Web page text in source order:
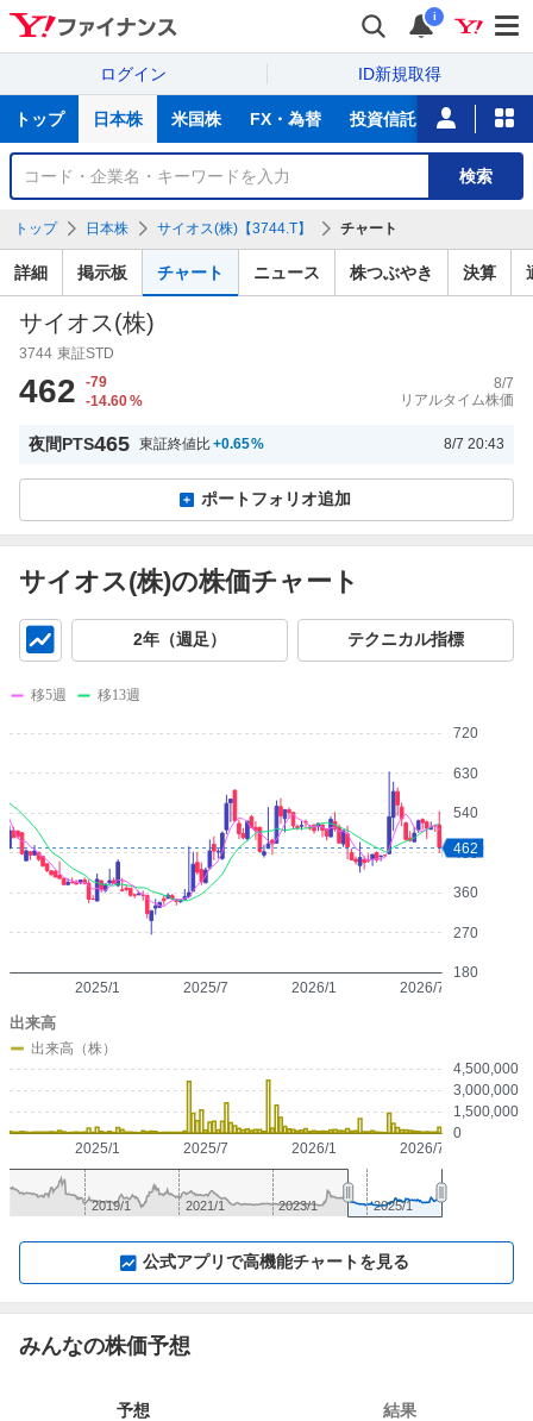
i
ログイン ID新規取得
サ
トップ 日本株 米国株 FX・為替 投資信託 ニュース
銘
検
索
検索
トップ 日本株 サイオス(株)【3744.T】 チャート
詳細 掲示板 チャート ニュース 株つぶやき 決算
サイオス(株)
3744 東証STD
462
-79
-14.60%
8/7
リアルタイム株価
夜間PTS465 東証終値比+0.65% 8/7 20:43
ポートフォリオ追加
サイオス(株)の株価チャート
2年（週足） テクニカル指標
180
270
360
450
540
630
720
2025/1 2026/1
2025/7 2026/7
462
移5週 移13週
0
1,500,000
3,000,000
4,500,000
2025/1 2026/1
2025/7 2026/7
出来高
出来高（株）
2021/1 2025/1
2019/1 2023/1
公式アプリで高機能チャートを見る
みんなの株価予想
予想 結果